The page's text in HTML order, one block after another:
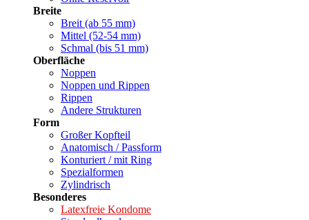
Breite
Breit (ab 55 mm)
Mittel (52-54 mm)
Schmal (bis 51 mm)
Oberfläche
Noppen
Noppen und Rippen
Rippen
Andere Strukturen
Form
Großer Kopfteil
Anatomisch / Passform
Konturiert / mit Ring
Spezialformen
Zylindrisch
Besonderes
Latexfreie Kondome